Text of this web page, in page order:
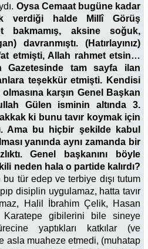
Oysa Cemaat bugüne kadar
verdiği halde Millî Görüş
bakmamış, aksine soğuk,
davranmıştı. (Hatırlayınız)
etmişti, Allah rahmet etsin…
Gazetesinde tam sayfa ilan
teşekkür etmişti. Kendisi
karşın Genel Başkan
Gülen isminin altında 3.
ki bunu tavır koymak için
Ama bu hiçbir şekilde kabul
yanında aynı zamanda bir
Genel başkanını böyle
neden hala o partide kalırdı?
tür edep ve terbiye dışı tutum
disiplin uygulamaz, hatta tavır
Halil İbrahim Çelik, Hasan
gibilerini bile sineye
yaptıkları katkılar (ve
asla muaheze etmedi, (muhatap